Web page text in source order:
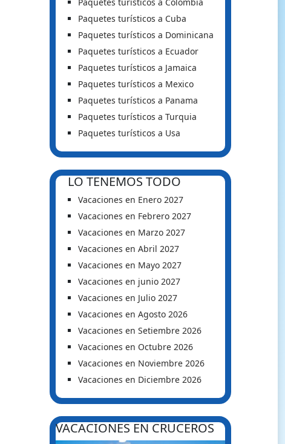
Paquetes turísticos a Cuba
Paquetes turísticos a Dominicana
Paquetes turísticos a Ecuador
Paquetes turísticos a Jamaica
Paquetes turísticos a Mexico
Paquetes turísticos a Panama
Paquetes turísticos a Turquia
Paquetes turísticos a Usa
LO TENEMOS TODO
Vacaciones en Enero 2027
Vacaciones en Febrero 2027
Vacaciones en Marzo 2027
Vacaciones en Abril 2027
Vacaciones en Mayo 2027
Vacaciones en junio 2027
Vacaciones en Julio 2027
Vacaciones en Agosto 2026
Vacaciones en Setiembre 2026
Vacaciones en Octubre 2026
Vacaciones en Noviembre 2026
Vacaciones en Diciembre 2026
VACACIONES EN CRUCEROS